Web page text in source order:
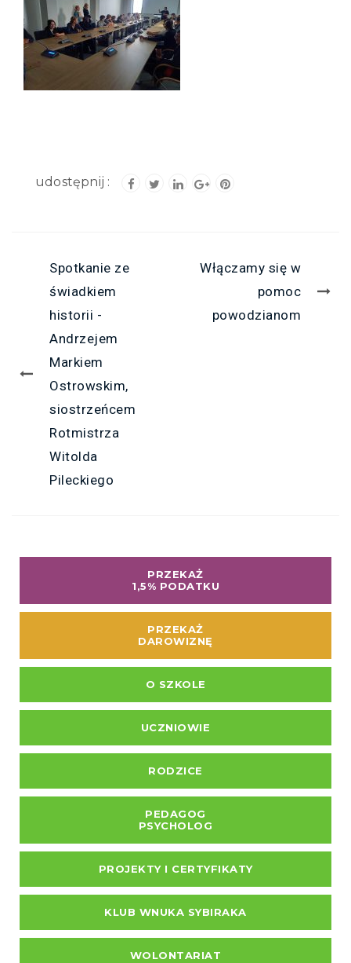
Spotkanie ze
świadkiem
historii -
Andrzejem
Markiem
Ostrowskim,
siostrzeńcem
Rotmistrza
Witolda
Pileckiego
Włączamy się w
pomoc
powodzianom
PRZEKAŻ
1,5% PODATKU
PRZEKAŻ
DAROWIZNĘ
O SZKOLE
UCZNIOWIE
RODZICE
PEDAGOG
PSYCHOLOG
PROJEKTY I CERTYFIKATY
KLUB WNUKA SYBIRAKA
WOLONTARIAT